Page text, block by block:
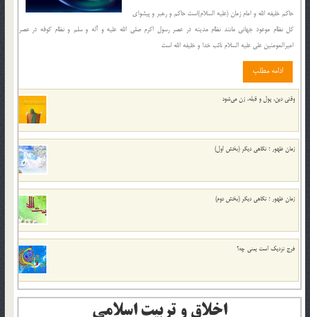
حاکم خليفه الله و امام زمان (علیه السلام)است حاکم و رهبر و پيشواي
کل نظام موعود جهاني مانند نظام مدينه در عصر رسول اکرم صلي الله عليه و آله و سلم و نظام کوفه در عصر
اميرالمومنين علي عليه السلام نائب خدا و خليفه الله است
ادامه مطلب
وقتی دین، پول و قبله، زن می‌شود
زمان ظهور ؛ نگاهی دیگر (بخش اول)
زمان ظهور ؛ نگاهی دیگر (بخش دوم)
فرج نزدیک است یعنی چه؟
اخلاق و تربیت اسلامی